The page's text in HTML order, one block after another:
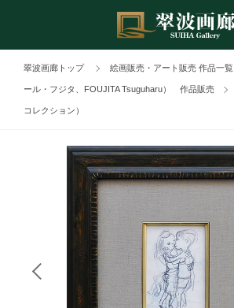
翠波画廊トップ 絵画販売・アート販売 作品一覧
ール・フジタ、FOUJITA Tsuguharu） 作品販売
コレクション）